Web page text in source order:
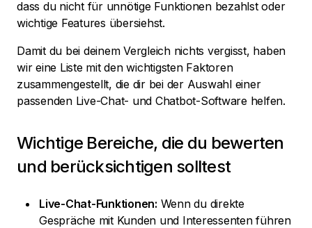
dass du nicht für unnötige Funktionen bezahlst oder
wichtige Features übersiehst.
Damit du bei deinem Vergleich nichts vergisst, haben
wir eine Liste mit den wichtigsten Faktoren
zusammengestellt, die dir bei der Auswahl einer
passenden Live-Chat- und Chatbot-Software helfen.
Wichtige Bereiche, die du bewerten
und berücksichtigen solltest
Live-Chat-Funktionen: Wenn du direkte
Gespräche mit Kunden und Interessenten führen